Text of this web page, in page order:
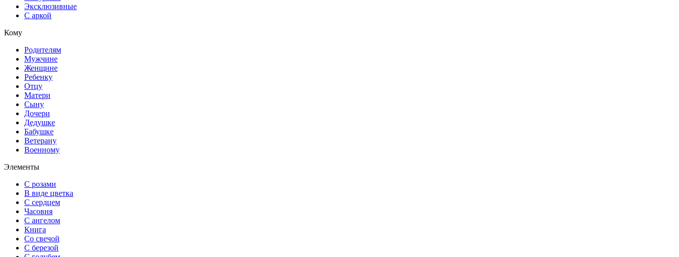
Эксклюзивные
С аркой
Кому
Родителям
Мужчине
Женщине
Ребенку
Отцу
Матери
Сыну
Дочери
Дедушке
Бабушке
Ветерану
Военному
Элементы
С розами
В виде цветка
С сердцем
Часовня
С ангелом
Книга
Со свечой
С березой